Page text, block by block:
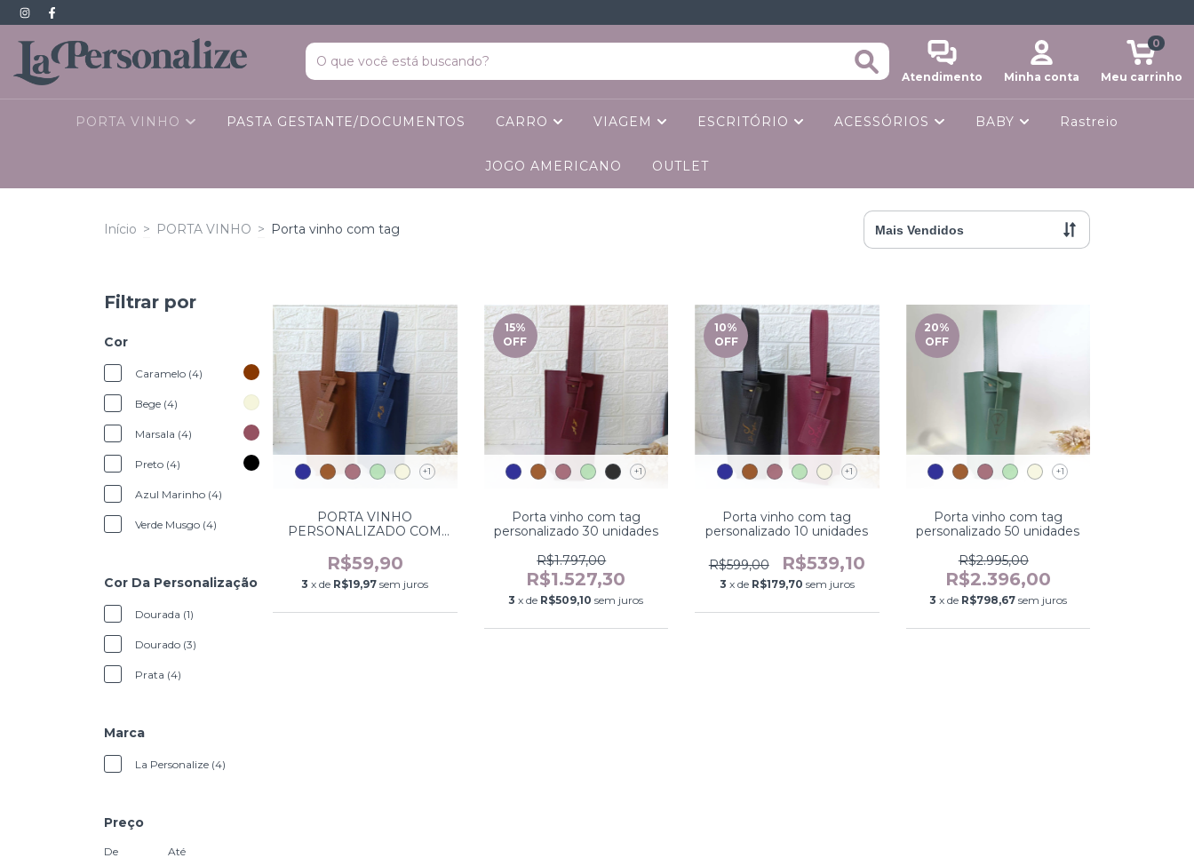
Atendimento Minha conta Meu carrinho
0
PORTA VINHO PASTA GESTANTE/DOCUMENTOS CARRO VIAGEM ESCRITÓRIO ACESSÓRIOS BABY Rastreio
JOGO AMERICANO OUTLET
Início > PORTA VINHO > Porta vinho com tag
Filtrar por
Cor
Caramelo (4)
Bege (4)
Marsala (4)
Preto (4)
Azul Marinho (4)
Verde Musgo (4)
Cor Da Personalização
Dourada (1)
Dourado (3)
Prata (4)
Marca
La Personalize (4)
Preço
De Até
+1
PORTA VINHO
PERSONALIZADO COM
R$59,90
3 x de R$19,97 sem juros
15%
OFF
+1
Porta vinho com tag
personalizado 30 unidades
R$1.797,00
R$1.527,30
3 x de R$509,10 sem juros
10%
OFF
+1
Porta vinho com tag
personalizado 10 unidades
R$599,00 R$539,10
3 x de R$179,70 sem juros
20%
OFF
+1
Porta vinho com tag
personalizado 50 unidades
R$2.995,00
R$2.396,00
3 x de R$798,67 sem juros